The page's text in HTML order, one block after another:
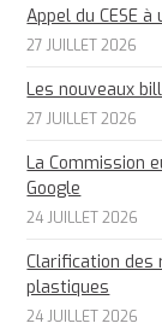
Appel du CESE
27 JUILLET 2026
Les nouveaux
27 JUILLET 2026
La Commission
Google
24 JUILLET 2026
Clarification des
plastiques
24 JUILLET 2026